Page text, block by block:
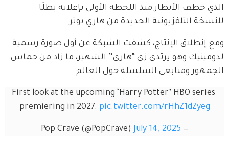
الذي خطف الأنظار منذ اللحظة الأولى بإعلانه بطلًا
للنسخة التلفزيونية الجديدة من هاري بوتر.
ومع إنطلاق الإنتاج، كشفت الشبكة عن أول صورة رسمية
لدومينيك وهو يرتدي زي “هاري” الشهير، ما زاد من حماس
الجمهور ومتابعي السلسلة حول العالم.
First look at the upcoming ‘Harry Potter’ HBO series
premiering in 2027. pic.twitter.com/rHhZ1dZyeg
— Pop Crave (@PopCrave)
July 14, 2025